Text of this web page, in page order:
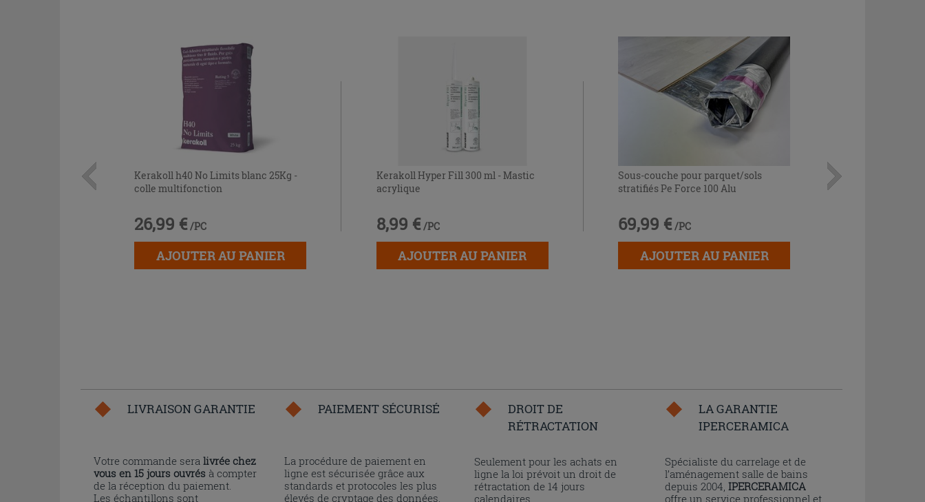
Kerakoll h40 No Limits blanc 25Kg -
colle multifonction
26,99 € /PC
AJOUTER AU PANIER
Kerakoll Hyper Fill 300 ml - Mastic
acrylique
8,99 € /PC
AJOUTER AU PANIER
Sous-couche pour parquet/sols
stratifiés Pe Force 100 Alu
69,99 € /PC
AJOUTER AU PANIER
LIVRAISON GARANTIE
Votre commande sera livrée chez
vous en 15 jours ouvrés à compter
de la réception du paiement.
Les échantillons sont
PAIEMENT SÉCURISÉ
La procédure de paiement en
ligne est sécurisée grâce aux
standards et protocoles les plus
élevés de cryptage des données.
DROIT DE
RÉTRACTATION
Seulement pour les achats en
ligne la loi prévoit un droit de
rétractation de 14 jours
calendaires.
LA GARANTIE
IPERCERAMICA
Spécialiste du carrelage et de
l’aménagement salle de bains
depuis 2004, IPERCERAMICA
offre un service professionnel et